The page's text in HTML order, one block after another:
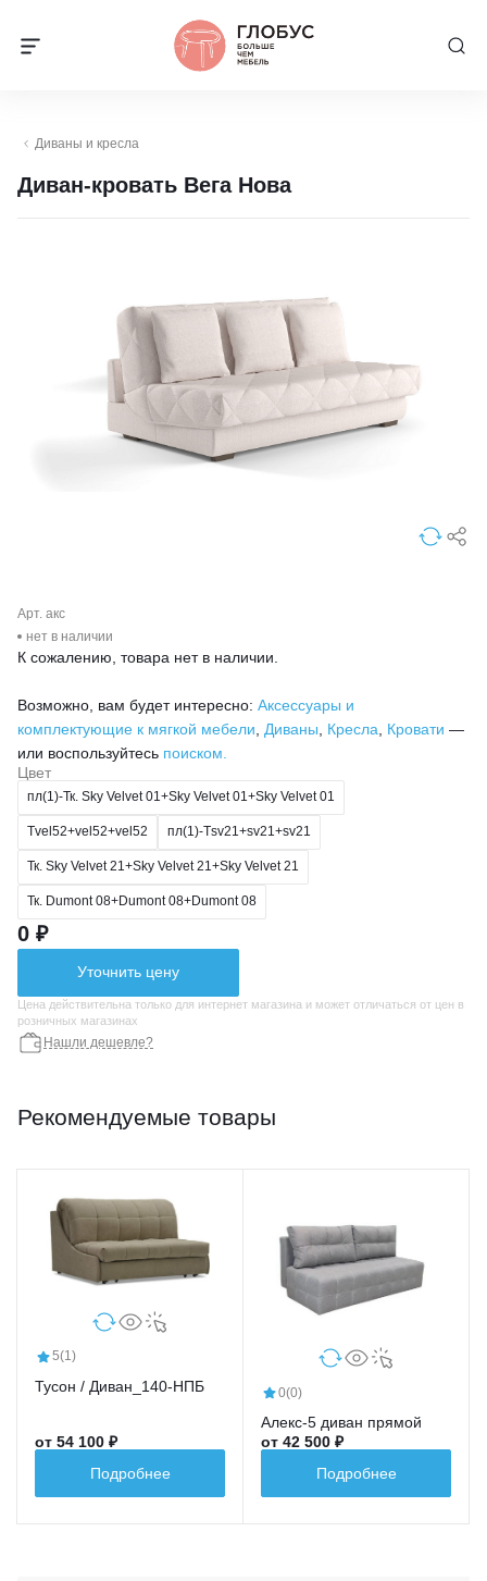
Диваны и кресла
Диван-кровать Вега Нова
Арт. акс
нет в наличии
К сожалению, товара нет в наличии.
Возможно, вам будет интересно: Аксессуары и
комплектующие к мягкой мебели
Диваны Кресла Кровати —
или воспользуйтесь поиском.
Цвет
пл(1)-Тк. Sky Velvet 01+Sky Velvet 01+Sky Velvet 01
Тvel52+vel52+vel52 пл(1)-Тsv21+sv21+sv21
Тк. Sky Velvet 21+Sky Velvet 21+Sky Velvet 21
Тк. Dumont 08+Dumont 08+Dumont 08
0 ₽
Уточнить цену
Цена действительна только для интернет магазина и может отличаться от цен в
розничных магазинах
Нашли дешевле?
Рекомендуемые товары
5(1)
Тусон / Диван_140-НПБ
от 54 100 ₽
Подробнее
0(0)
Алекс-5 диван прямой
от 42 500 ₽
Подробнее